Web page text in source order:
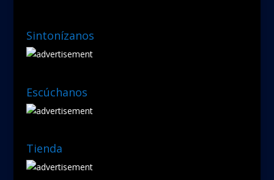
Sintonízanos
Escúchanos
Tienda